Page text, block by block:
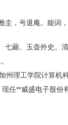
，号退庵。能词
薌、玉壶外史。
州理工学院计算机
任**威盛电子股份